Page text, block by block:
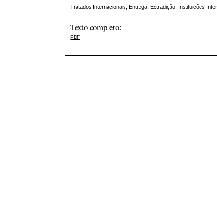
Tratados Internacionais, Entrega, Extradição, Instituições
Texto completo:
PDF